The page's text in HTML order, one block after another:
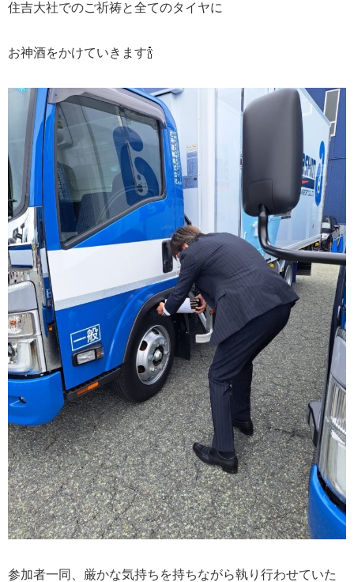
住吉大社でのご祈祷と全てのタイヤに
お神酒をかけていきます🍾
参加者一同、厳かな気持ちを持ちながら執り行わせていた